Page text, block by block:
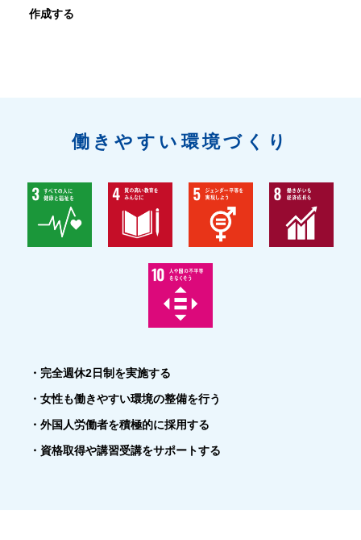
作成する
働きやすい環境づくり
・完全週休2日制を実施する
・女性も働きやすい環境の整備を行う
・外国人労働者を積極的に採用する
・資格取得や講習受講をサポートする